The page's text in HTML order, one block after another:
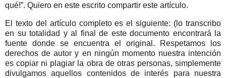
qué!”. Quiero en este escrito compartir este artículo.
El texto del artículo completo es el siguiente: (lo transcribo
en su totalidad y al final de este documento encontrará la
fuente donde se encuentra el original. Respetamos los
derechos de autor y en ningún momento nuestra intención
es copiar ni plagiar la obra de otras personas, simplemente
divulgamos aquellos contenidos de interés para nuestra